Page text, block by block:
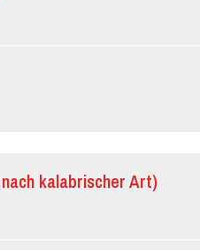
kalabrischer Art)